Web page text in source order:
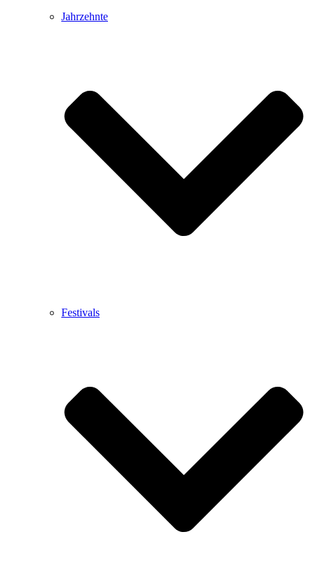
Jahrzehnte
Festivals